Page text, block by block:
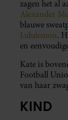
zagen het al
Alexander
blauwe
Lululemon.
en
Kate is
Football
van haar
KIND